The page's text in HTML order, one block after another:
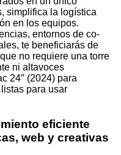
simplifica la logística
en los equipos.
entornos de co-
te beneficiarás de
no requiere una torre
ni altavoces
24″ (2024) para
para usar
eficiente
web y creativas